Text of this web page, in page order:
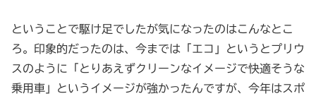
ということで駆け足でしたが気になったのはこんなとこ
ろ。印象的だったのは、今までは「エコ」というとプリウ
スのように「とりあえずクリーンなイメージで快適そうな
乗用車」というイメージが強かったんですが、今年はスポ